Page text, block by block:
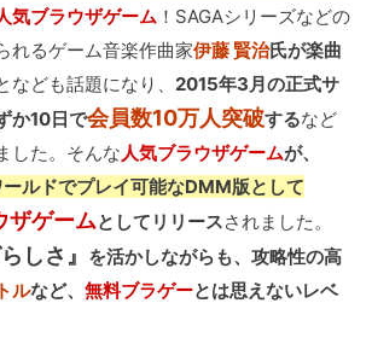
気ブラウザゲーム ！SAGAシリーズなどの
れるゲーム音楽作曲家伊藤 賢治氏が楽曲
なども話題になり、 2015年3月の正式サ
か10日で会員数10万人突破するなど
した。そんな人気ブラウザゲームが、
ルドでプレイ可能なDMM版として
ザゲームとしてリリースされました。
しさ』 を活かしながらも、攻略性の高
ルなど、 無料ブラゲーとは思えないレベ